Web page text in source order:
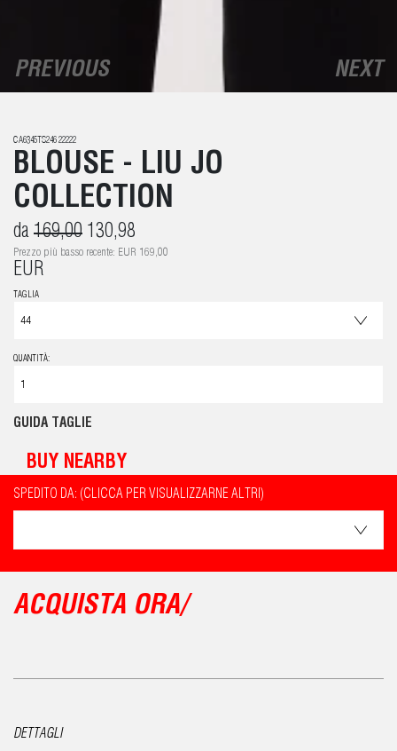
PREVIOUS NEXT
CA6345TS246 22222
BLOUSE - LIU JO
COLLECTION
da 169,00 130,98
Prezzo più basso recente: EUR 169,00
EUR
TAGLIA
QUANTITÀ:
GUIDA TAGLIE
BUY NEARBY
SPEDITO DA: (CLICCA PER VISUALIZZARNE ALTRI)
ACQUISTA ORA/
DETTAGLI